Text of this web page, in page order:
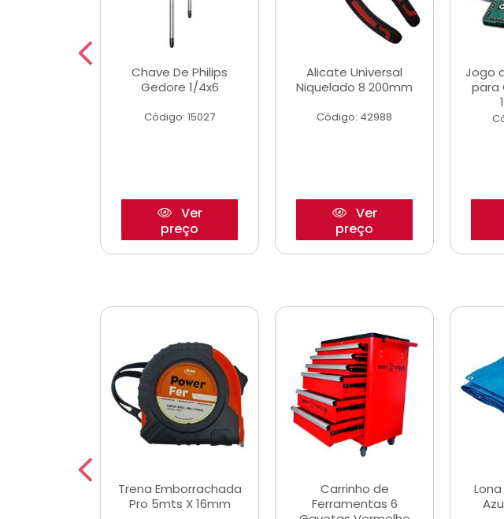
Chave De Philips
Gedore 1/4x6
Código: 15027
Ver
preço
Alicate Universal
Niquelado 8 200mm
Código: 42988
Ver
preço
Jogo
para
Trena Emborrachada
Pro 5mts X 16mm
Carrinho de
Ferramentas 6